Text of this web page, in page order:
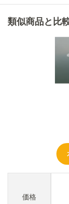
類似商品と比
価格